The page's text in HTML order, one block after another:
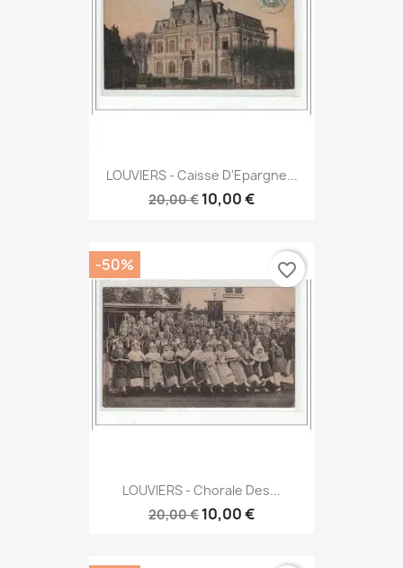
LOUVIERS - Caisse D'Epargne...
20,00 € 10,00 €
LOUVIERS - Chorale Des...
20,00 € 10,00 €
-50% favorite_border